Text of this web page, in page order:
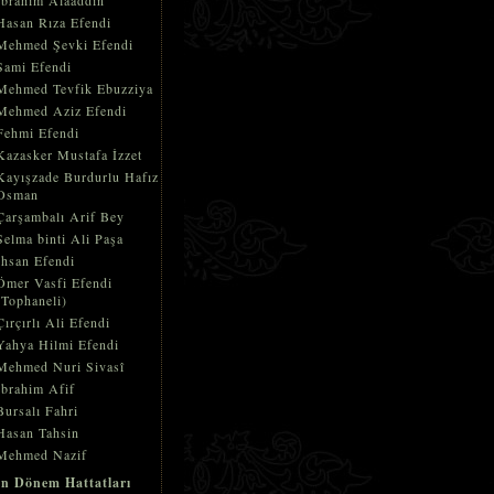
Rıza Efendi
Şevki Efendi
Efendi
Tevfik Ebuzziya
Aziz Efendi
Efendi
Mustafa İzzet
Burdurlu Hafız
Arif Bey
binti Ali Paşa
Efendi
Vasfi Efendi
Ali Efendi
Hilmi Efendi
Nuri Sivasî
Afif
Fahri
Tahsin
Nazif
Dönem Hattatları